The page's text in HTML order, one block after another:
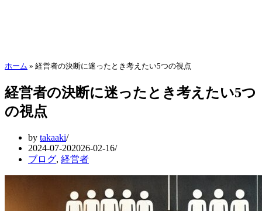
ホーム » 経営者の決断に迷ったとき考えたい5つの視点
経営者の決断に迷ったとき考えたい5つ
の視点
by takaaki
2024-07-202026-02-16
ブログ, 経営者